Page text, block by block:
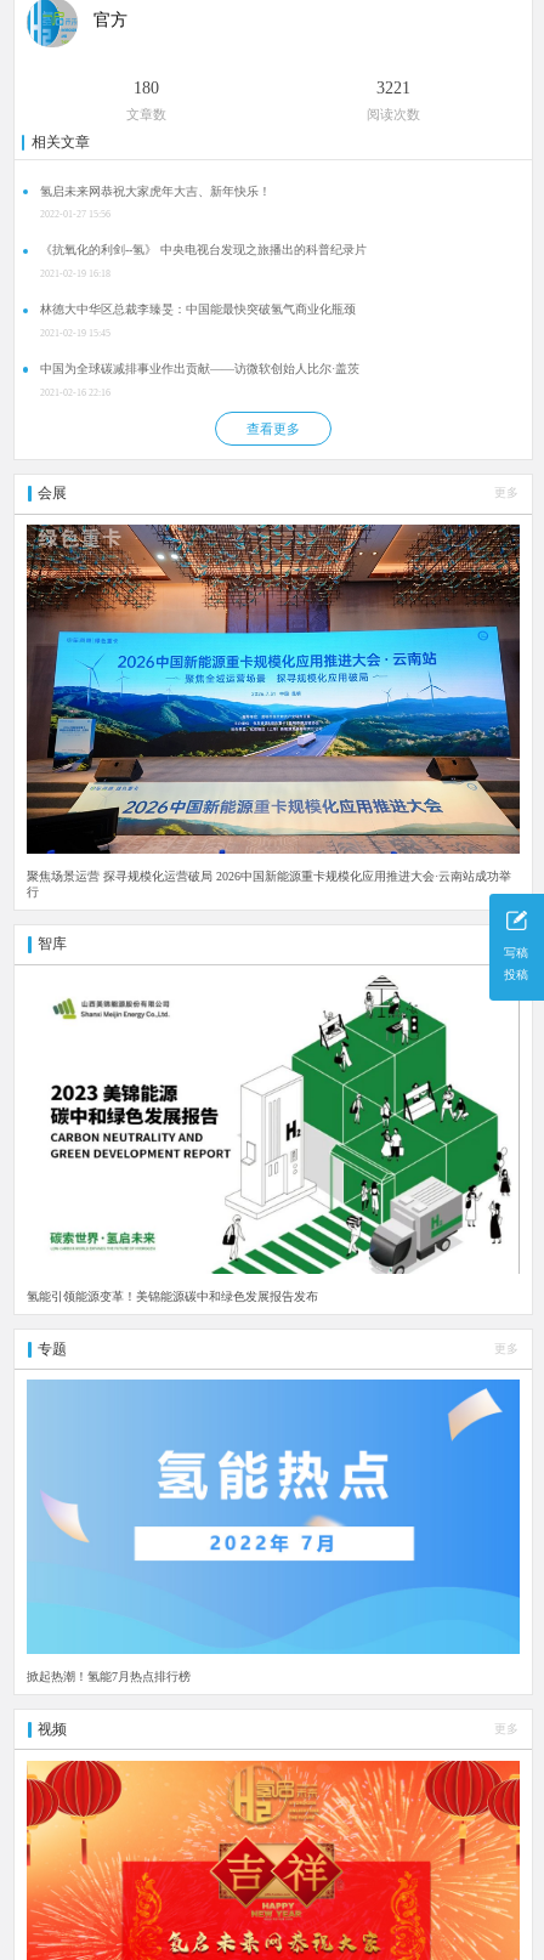
写稿
投稿
官方
180
文章数
3221
阅读次数
相关文章
氢启未来网恭祝大家虎年大吉、新年快乐！
2022-01-27 15:56
《抗氧化的利剑--氢》 中央电视台发现之旅播出的科普纪录片
2021-02-19 16:18
林德大中华区总裁李臻旻：中国能最快突破氢气商业化瓶颈
2021-02-19 15:45
中国为全球碳减排事业作出贡献——访微软创始人比尔·盖茨
2021-02-16 22:16
查看更多
会展 更多
聚焦场景运营 探寻规模化运营破局 2026中国新能源重卡规模化应用推进大会·云南站成功举
行
智库
氢能引领能源变革！美锦能源碳中和绿色发展报告发布
专题 更多
掀起热潮！氢能7月热点排行榜
视频 更多